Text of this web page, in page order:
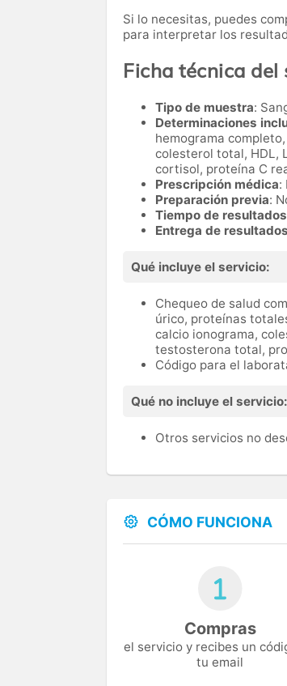
Si lo necesitas, puedes
para interpretar los
Ficha técnica del
Tipo de muestra:
Determinaciones
hemograma
colesterol total, HDL,
cortisol, proteína C
Prescripción médica:
Preparación previa:
Tiempo de resultados
Entrega de resultados
Qué incluye el servicio:
Chequeo de salud
úrico, proteínas
calcio ionograma,
testosterona total,
Código para el
Qué no incluye el servicio:
Otros servicios no
CÓMO FUNCIONA
Compras
el servicio y recibes un
tu email